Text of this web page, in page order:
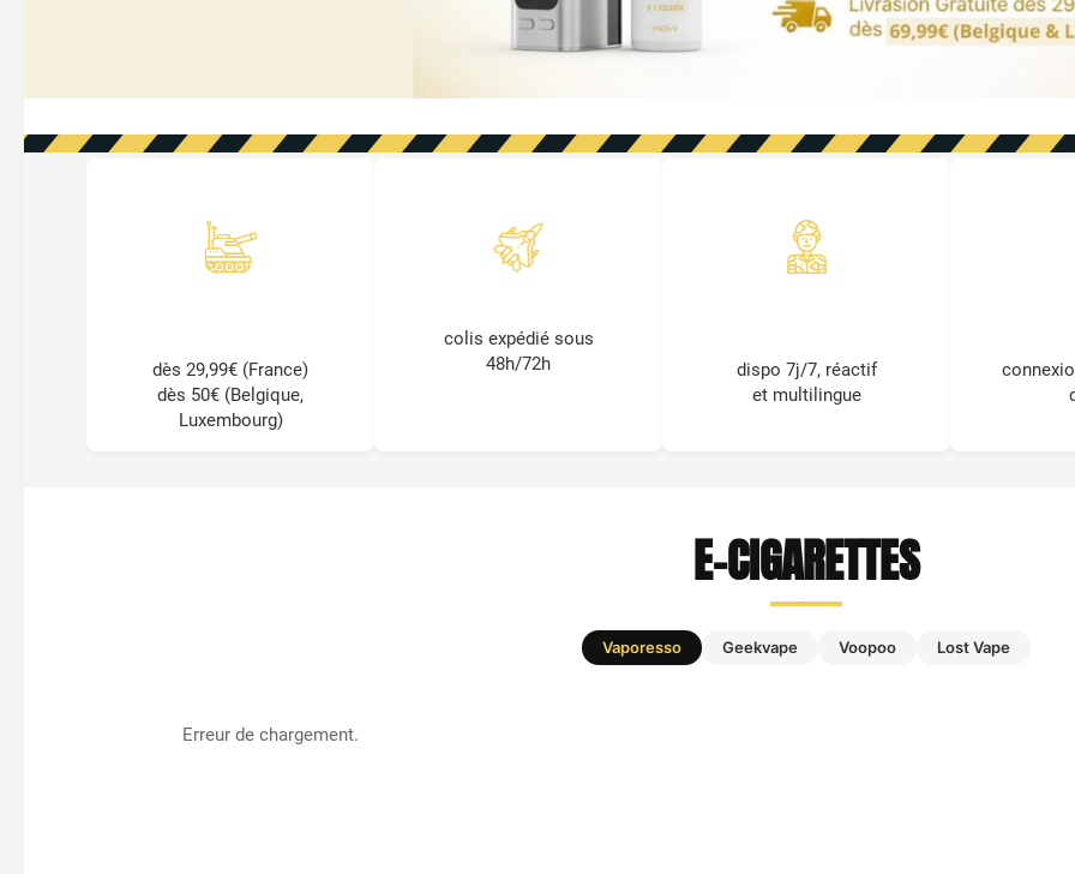
dès 29,99€ (France)
dès 50€ (Belgique,
Luxembourg)
colis expédié sous
48h/72h
dispo 7j/7, réactif
et multilingue
E-CIGARETTES
Vaporesso Geekvape Voopoo Lost Vape
Erreur de chargement.